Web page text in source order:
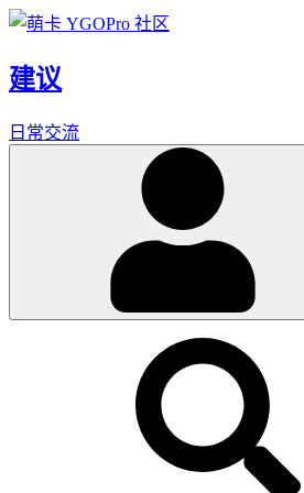
建议
日常交流